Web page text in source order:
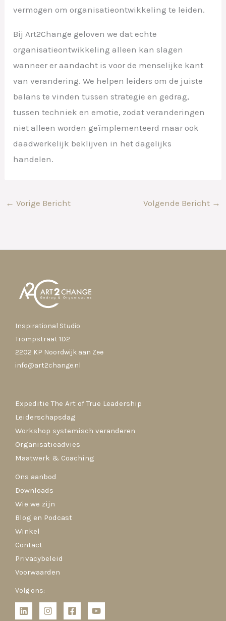
vermogen om organisatieontwikkeling te leiden.
Bij Art2Change geloven we dat echte
organisatieontwikkeling alleen kan slagen
wanneer er aandacht is voor de menselijke kant
van verandering. We helpen leiders om de juiste
balans te vinden tussen strategie en gedrag,
tussen techniek en emotie, zodat veranderingen
niet alleen worden geïmplementeerd maar ook
daadwerkelijk beklijven in het dagelijks
handelen.
← Vorige Bericht Volgende Bericht →
Inspirational Studio
Trompstraat 1D2
2202 KP Noordwijk aan Zee
info@art2change.nl
Expeditie The Art of True Leadership
Leiderschapsdag
Workshop systemisch veranderen
Organisatieadvies
Maatwerk & Coaching
Ons aanbod
Downloads
Wie we zijn
Blog en Podcast
Winkel
Contact
Privacybeleid
Voorwaarden
Volg ons: